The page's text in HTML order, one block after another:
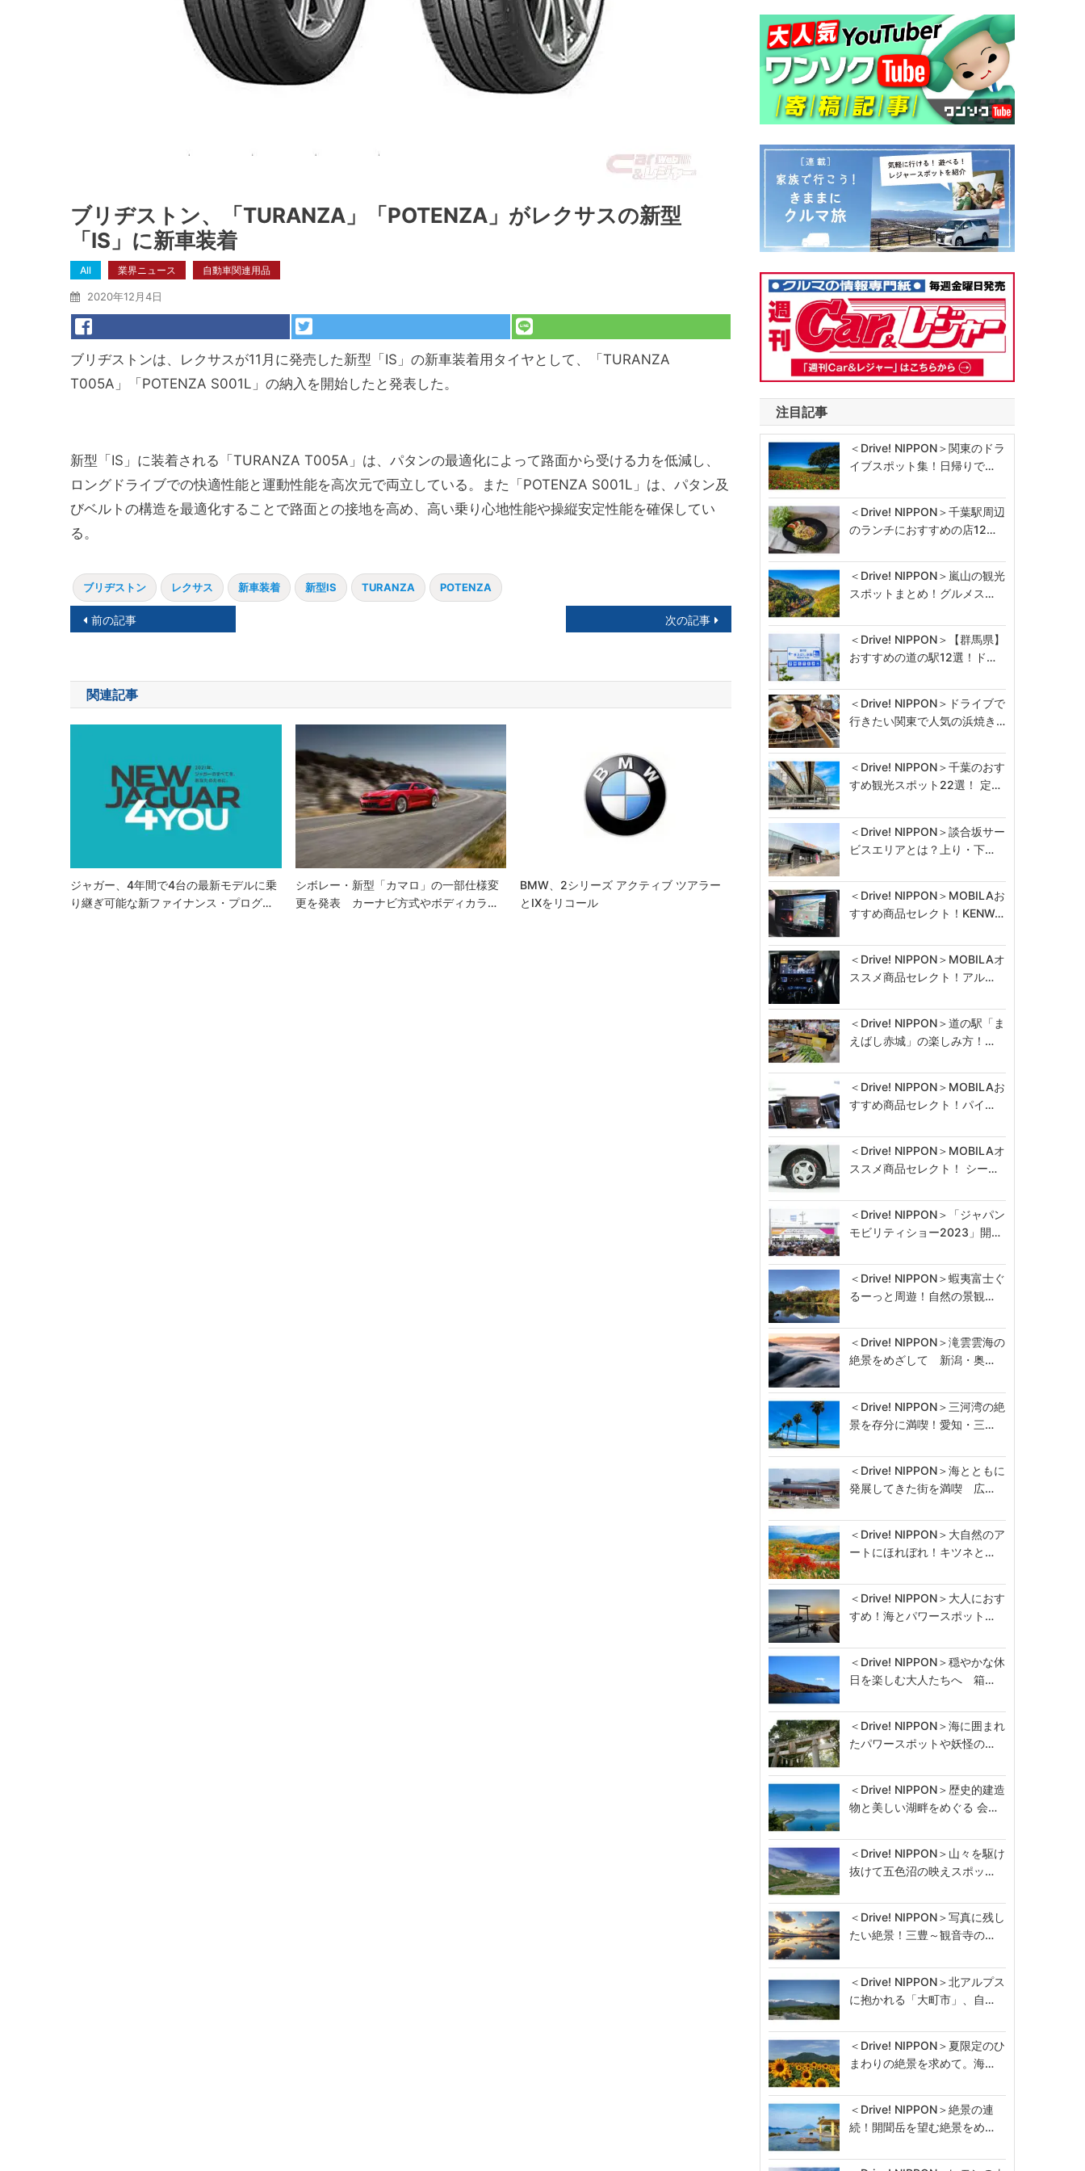
ブリヂストン、「TURANZA」「POTENZA」がレクサスの新型
「IS」に新車装着
All 業界ニュース 自動車関連用品
2020年12月4日
ブリヂストンは、レクサスが11月に発売した新型「IS」の新車装着用タイヤとして、「TURANZA
T005A」「POTENZA S001L」の納入を開始したと発表した。
新型「IS」に装着される「TURANZA T005A」は、パタンの最適化によって路面から受ける力を低減し、
ロングドライブでの快適性能と運動性能を高次元で両立している。また「POTENZA S001L」は、パタン及
びベルトの構造を最適化することで路面との接地を高め、高い乗り心地性能や操縦安定性能を確保してい
る。
ブリヂストン レクサス 新車装着 新型IS TURANZA POTENZA
投
ナ
ビ
ン
前の記事 次の記事
関連記事
ジャガー、4年間で4台の最新モデルに乗
り継ぎ可能な新ファイナンス・プログ…
シボレー・新型「カマロ」の一部仕様変
更を発表 カーナビ方式やボディカラ…
BMW、2シリーズ アクティブ ツアラー
とiXをリコール
注目記事
＜Drive! NIPPON＞関東のドラ
イブスポット集！日帰りで…
＜Drive! NIPPON＞千葉駅周辺
のランチにおすすめの店12…
＜Drive! NIPPON＞嵐山の観光
スポットまとめ！グルメス…
＜Drive! NIPPON＞【群馬県】
おすすめの道の駅12選！ド…
＜Drive! NIPPON＞ドライブで
行きたい関東で人気の浜焼き…
＜Drive! NIPPON＞千葉のおす
すめ観光スポット22選！ 定…
＜Drive! NIPPON＞談合坂サー
ビスエリアとは？上り・下…
＜Drive! NIPPON＞MOBILAお
すすめ商品セレクト！KENW…
＜Drive! NIPPON＞MOBILAオ
ススメ商品セレクト！アル…
＜Drive! NIPPON＞道の駅「ま
えばし赤城」の楽しみ方！…
＜Drive! NIPPON＞MOBILAお
すすめ商品セレクト！パイ…
＜Drive! NIPPON＞MOBILAオ
ススメ商品セレクト！ シー…
＜Drive! NIPPON＞「ジャパン
モビリティショー2023」開…
＜Drive! NIPPON＞蝦夷富士ぐ
るーっと周遊！自然の景観…
＜Drive! NIPPON＞滝雲雲海の
絶景をめざして 新潟・奥…
＜Drive! NIPPON＞三河湾の絶
景を存分に満喫！愛知・三…
＜Drive! NIPPON＞海とともに
発展してきた街を満喫 広…
＜Drive! NIPPON＞大自然のア
ートにほれぼれ！キツネと…
＜Drive! NIPPON＞大人におす
すめ！海とパワースポット…
＜Drive! NIPPON＞穏やかな休
日を楽しむ大人たちへ 箱…
＜Drive! NIPPON＞海に囲まれ
たパワースポットや妖怪の…
＜Drive! NIPPON＞歴史的建造
物と美しい湖畔をめぐる 会…
＜Drive! NIPPON＞山々を駆け
抜けて五色沼の映えスポッ…
＜Drive! NIPPON＞写真に残し
たい絶景！三豊～観音寺の…
＜Drive! NIPPON＞北アルプス
に抱かれる「大町市」、自…
＜Drive! NIPPON＞夏限定のひ
まわりの絶景を求めて。海…
＜Drive! NIPPON＞絶景の連
続！開聞岳を望む絶景をめ…